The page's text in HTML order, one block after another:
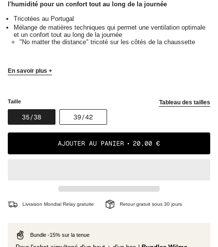
l'humidité pour un confort tout au long de la journée
Tricotées au Portugal
Mélange de matières techniques qui permet une ventilation optimale
et un confort tout au long de la journée
"No matter the distance" tricoté sur les côtés de la chaussette
En savoir plus +
Taille Tableau des tailles
35/38VARIANTE
ÉPUISÉE
OU
39/42
ÉPUISÉE
OU
NON
AJOUTER AU PANIER 20,00 €
Livraison Mondial Relay gratuite Retour gratuit sous 30 jours
Bundle -15% sur la tenue